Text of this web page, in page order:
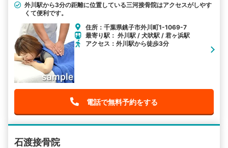
外川駅から3分の距離に位置している三河接骨院はアクセスがしやす
くて便利です。
住所：千葉県銚子市外川町1-1069-7
最寄り駅： 外川駅 / 犬吠駅 / 君ヶ浜駅
アクセス：外川駅から徒歩3分
電話で無料予約をする
石渡接骨院